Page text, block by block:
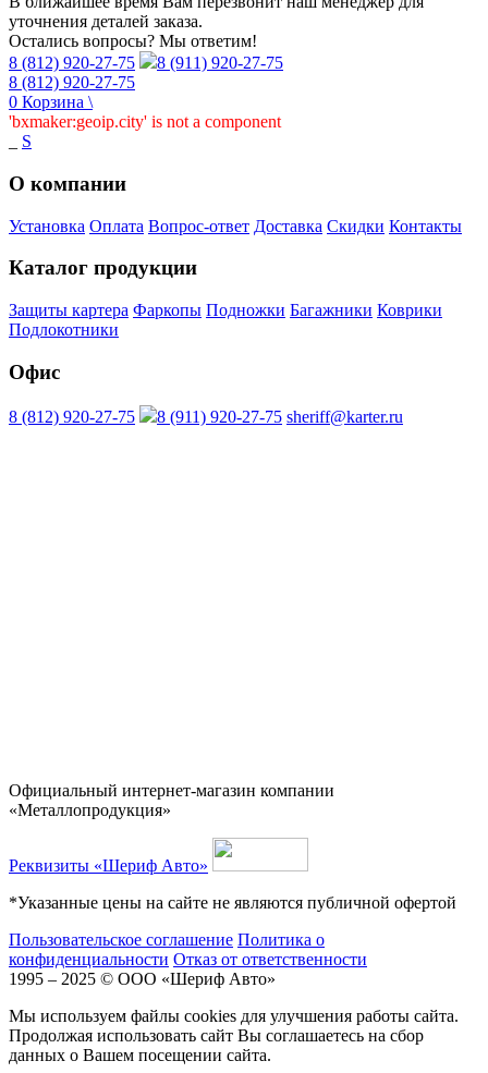
уточнения деталей заказа.
Остались вопросы? Мы ответим!
8 (812) 920-27-75
8 (911) 920-27-75
8 (812) 920-27-75
0 Корзина \
'bxmaker:geoip.city' is not a component
S
О компании
Установка Оплата Вопрос-ответ Доставка Скидки Контакты
Каталог продукции
Защиты картера Фаркопы Подножки Багажники Коврики
Подлокотники
Офис
8 (812) 920-27-75 8 (911) 920-27-75 sheriff@karter.ru
Официальный интернет-магазин компании
«Металлопродукция»
Реквизиты «Шериф Авто»
*Указанные цены на сайте не являются публичной офертой
Пользовательское соглашение Политика о
конфиденциальности Отказ от ответственности
1995 – 2025 © ООО «Шериф Авто»
Мы используем файлы cookies для улучшения работы сайта.
Продолжая использовать сайт Вы соглашаетесь на сбор
данных о Вашем посещении сайта.